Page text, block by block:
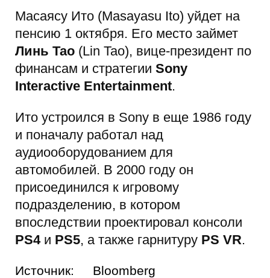
Масаясу Ито (Masayasu Ito) уйдет на
пенсию 1 октября. Его место займет
Линь Тао (Lin Tao), вице-президент по
финансам и стратегии Sony
Interactive Entertainment.
Ито устроился в Sony в еще 1986 году
и поначалу работал над
аудиооборудованием для
автомобилей. В 2000 году он
присоединился к игровому
подразделению, в котором
впоследствии проектировал консоли
PS4 и PS5, а также гарнитуру PS VR.
Источник: Bloomberg